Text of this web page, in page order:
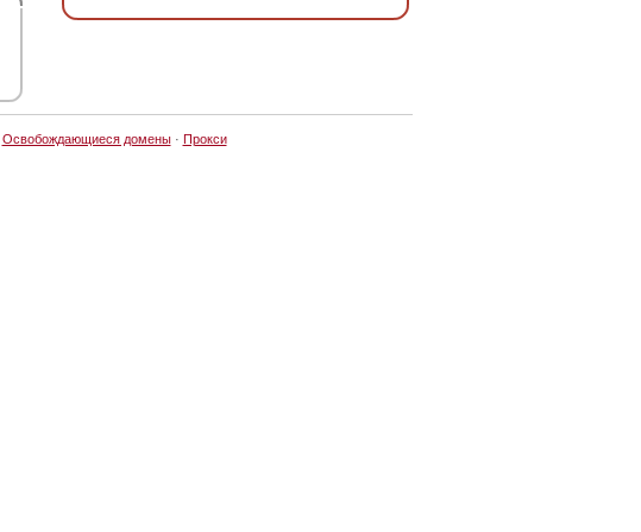
Освобождающиеся домены· Прокси